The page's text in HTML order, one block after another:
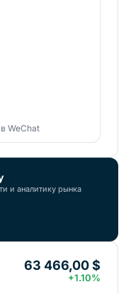
WeChat
и аналитику рынка
63 466,00 $
+1.10%